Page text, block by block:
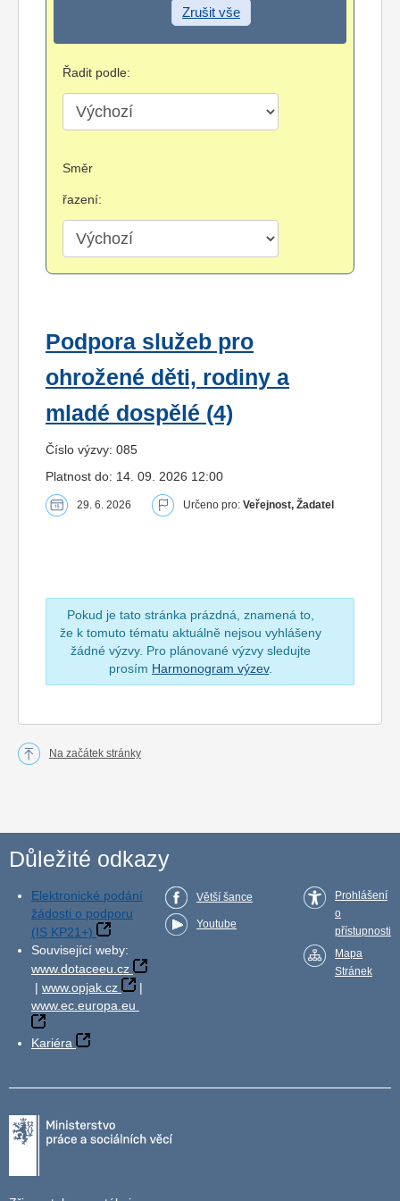
Zrušit vše
Řadit podle:
Směr
řazení:
Podpora služeb pro
ohrožené děti, rodiny a
mladé dospělé (4)
Číslo výzvy: 085
Platnost do: 14. 09. 2026 12:00
29. 6. 2026 Určeno pro: Veřejnost, Žadatel
Pokud je tato stránka prázdná, znamená to,
že k tomuto tématu aktuálně nejsou vyhlášeny
žádné výzvy. Pro plánované výzvy sledujte
prosím Harmonogram výzev.
Na začátek stránky
Důležité odkazy
Elektronické podání
žádosti o podporu
(IS KP21+)
Související weby:
www.dotaceeu.cz
| www.opjak.cz
|
www.ec.europa.eu
Kariéra
Větší šance
Youtube
Prohlášení
o
přístupnosti
Mapa
Stránek